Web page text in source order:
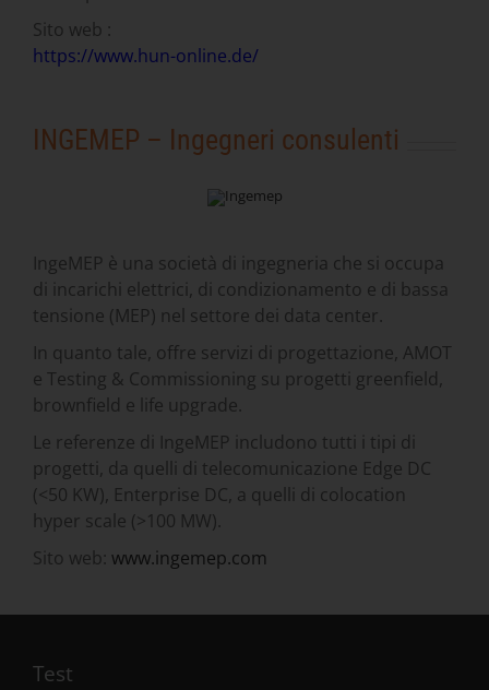
Sito web :
https://www.hun-online.de/
INGEMEP – Ingegneri consulenti
IngeMEP è una società di ingegneria che si occupa
di incarichi elettrici, di condizionamento e di bassa
tensione (MEP) nel settore dei data center.
In quanto tale, offre servizi di progettazione, AMOT
e Testing & Commissioning su progetti greenfield,
brownfield e life upgrade.
Le referenze di IngeMEP includono tutti i tipi di
progetti, da quelli di telecomunicazione Edge DC
(<50 KW), Enterprise DC, a quelli di colocation
hyper scale (>100 MW).
Sito web: www.ingemep.com
Test